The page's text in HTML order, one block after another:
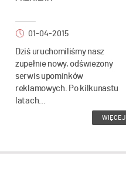
01-04-2015
Dziś uruchomiliśmy nasz
zupełnie nowy, odświeżony
serwis upominków
reklamowych. Po kilkunastu
latach...
WIĘCEJ